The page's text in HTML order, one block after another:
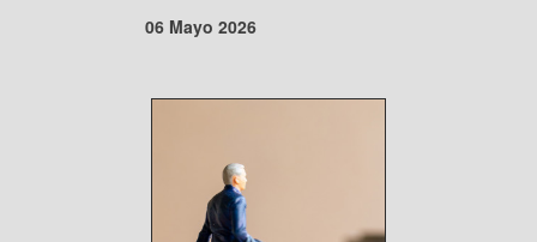
06 Mayo 2026